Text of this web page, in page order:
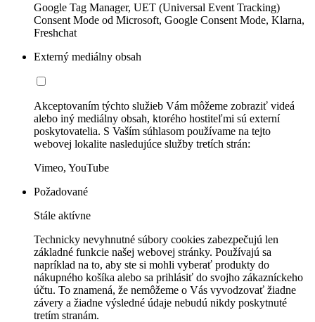
Google Tag Manager, UET (Universal Event Tracking)
Consent Mode od Microsoft, Google Consent Mode, Klarna,
Freshchat
Externý mediálny obsah
Akceptovaním týchto služieb Vám môžeme zobraziť videá
alebo iný mediálny obsah, ktorého hostiteľmi sú externí
poskytovatelia. S Vaším súhlasom používame na tejto
webovej lokalite nasledujúce služby tretích strán:
Vimeo, YouTube
Požadované
Stále aktívne
Technicky nevyhnutné súbory cookies zabezpečujú len
základné funkcie našej webovej stránky. Používajú sa
napríklad na to, aby ste si mohli vyberať produkty do
nákupného košíka alebo sa prihlásiť do svojho zákazníckeho
účtu. To znamená, že nemôžeme o Vás vyvodzovať žiadne
závery a žiadne výsledné údaje nebudú nikdy poskytnuté
tretím stranám.